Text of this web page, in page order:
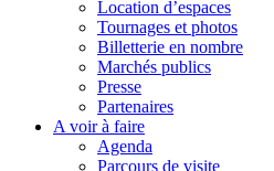
Location d’espaces
Tournages et photos
Billetterie en nombre
Marchés publics
Presse
Partenaires
A voir à faire
Agenda
Parcours de visite